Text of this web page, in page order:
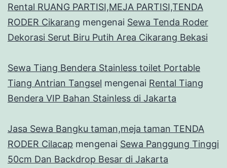
Rental RUANG PARTISI,MEJA PARTISI,TENDA
RODER Cikarang mengenai Sewa Tenda Roder
Dekorasi Serut Biru Putih Area Cikarang Bekasi
Sewa Tiang Bendera Stainless toilet Portable
Tiang Antrian Tangsel mengenai Rental Tiang
Bendera VIP Bahan Stainless di Jakarta
Jasa Sewa Bangku taman,meja taman TENDA
RODER Cilacap mengenai Sewa Panggung Tinggi
50cm Dan Backdrop Besar di Jakarta